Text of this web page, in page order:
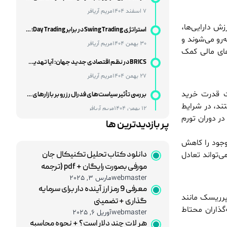
دارایی‌ها،
می‌شوند و
مالی کمک
قدرت خرید
در شرایط
دوران تورم
را کاهش
تعادل
مانند
محتاط
30 بهمن 1404 مریم آریافر
BRICS در نظم اقتصادی جدید جهان: آیا تهدیدی برای غرب یا فرصتی برای توسعه است؟
27 بهمن 1404 مریم آریافر
بررسی تأثیر سیاست‌های فدرال رزرو بر بازارهای نوظهور
12 بهمن 1404 مریم آریافر
هوش مصنوعی و شغل‌های مالی؛ تهدید یا فرصتی بزرگ برای متخصصان مالی؟
28 خرداد 1405 مریم آریافر
مریم آریافر
24 اسفند 1404 مریم آریافر
درآمد دلاری در ایران با سرمایه کم؛ فرصت‌های آنلاین با محوریت بازار فارکس
پر بازدیدترین ها
دانلود کتاب تحلیل تکنیکال جان
مورفی بصورت رایگان + pdf (ترجمه
فارسی و نسخه اصلی)
webmasterمارس 3, 2025
معرفی 9 رمز ارز آینده دار برای سرمایه
گذاری + تضمینی
webmasterآوریل 6, 2025
هر لات چند دلار است؟ + نحوه محاسبه